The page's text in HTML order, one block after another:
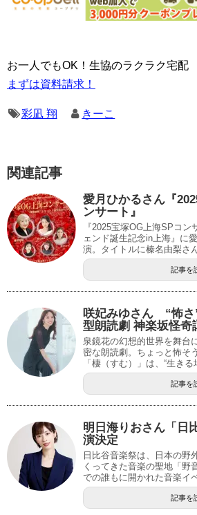
お一人でもOK！生協のラクラク宅配
まずは資料請求！
彩凪 翔 きーこ
関連記事
愛月ひかるさん『
ンサート』
『2025宝塚OG上海SPコ
ェンド誕生記念in上海』に
演。タイトルに榛名由梨さ
記事を
咲妃みゆさん “怖
型朗読劇 神楽坂怪奇
泉鏡花の幻想的世界を舞台
密な朗読劇。ちょっと怖そ
「棲（すむ）」は、“生きる
記事を
明日海りおさん「日
演決定
日比谷音楽祭は、日本の野
くってきた音楽の聖地「野
での誰もに開かれた音楽イ
記事を